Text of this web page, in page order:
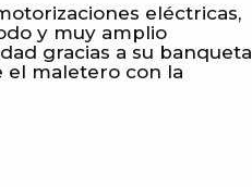
eléctricas,
y muy amplio
gracias a su banqueta
el maletero con la